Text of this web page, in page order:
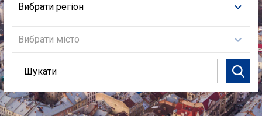
Вибрати регіон
Вибрати місто